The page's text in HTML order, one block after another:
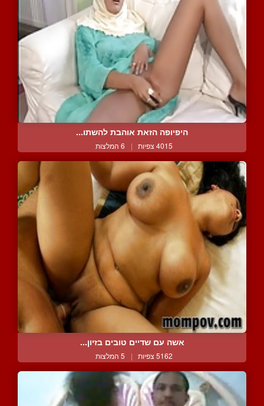
היפיופה הזאת אוהבת להשתו...
4015 צפיות | 6 המלצות
אשה עם שדיים טובים בזיון...
5162 צפיות | 5 המלצות